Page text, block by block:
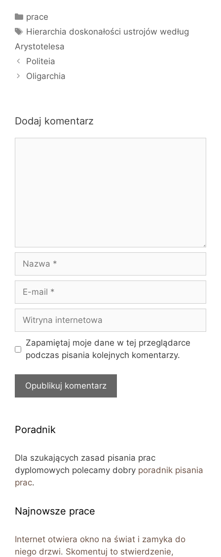
Kategorie
prace
Tagi
Hierarchia doskonałości ustrojów według
Arystotelesa
Politeia
Oligarchia
Dodaj komentarz
Nazwa
Witryna
internetowa
Zapamiętaj moje dane w tej przeglądarce
podczas pisania kolejnych komentarzy.
Poradnik
Dla szukających zasad pisania prac
dyplomowych polecamy dobry poradnik pisania
prac.
Najnowsze prace
Internet otwiera okno na świat i zamyka do
niego drzwi. Skomentuj to stwierdzenie,